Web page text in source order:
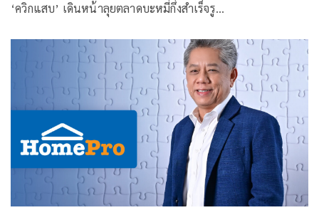
‘ควิกแสบ’ เดินหน้าลุยตลาดบะหมี่กึ่งสำเร็จรู…